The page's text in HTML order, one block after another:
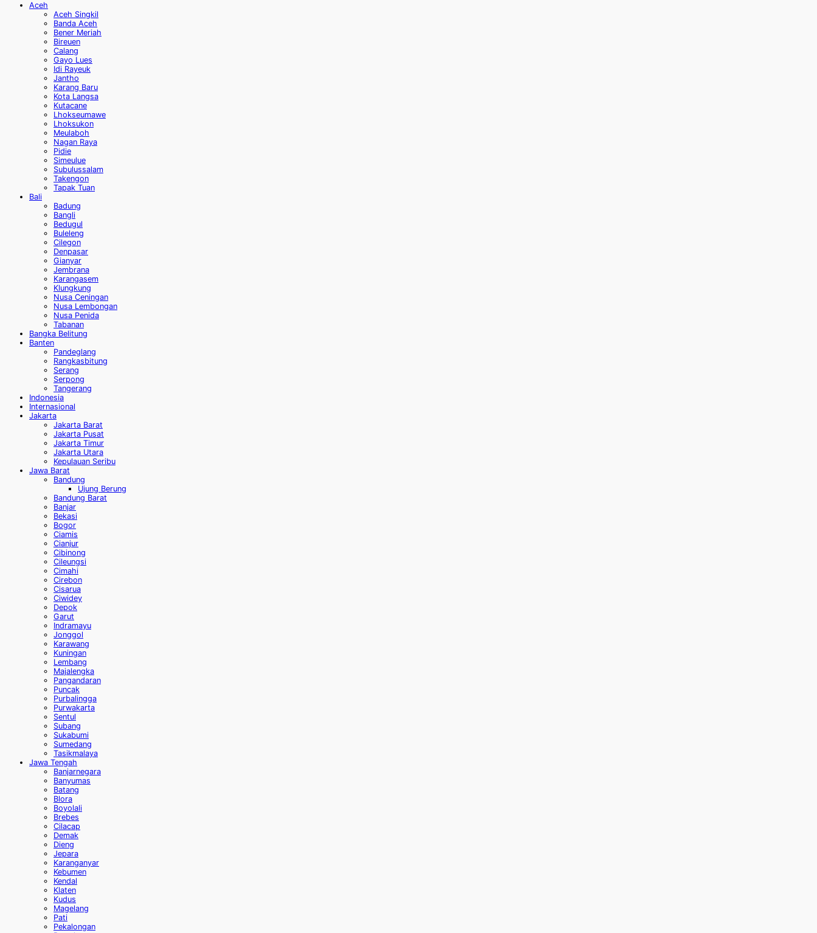
Aceh
Aceh Singkil
Banda Aceh
Bener Meriah
Bireuen
Calang
Gayo Lues
Idi Rayeuk
Jantho
Karang Baru
Kota Langsa
Kutacane
Lhokseumawe
Lhoksukon
Meulaboh
Nagan Raya
Pidie
Simeulue
Subulussalam
Takengon
Tapak Tuan
Bali
Badung
Bangli
Bedugul
Buleleng
Cilegon
Denpasar
Gianyar
Jembrana
Karangasem
Klungkung
Nusa Ceningan
Nusa Lembongan
Nusa Penida
Tabanan
Bangka Belitung
Banten
Pandeglang
Rangkasbitung
Serang
Serpong
Tangerang
Indonesia
Internasional
Jakarta
Jakarta Barat
Jakarta Pusat
Jakarta Timur
Jakarta Utara
Kepulauan Seribu
Jawa Barat
Bandung
Ujung Berung
Bandung Barat
Banjar
Bekasi
Bogor
Ciamis
Cianjur
Cibinong
Cileungsi
Cimahi
Cirebon
Cisarua
Ciwidey
Depok
Garut
Indramayu
Jonggol
Karawang
Kuningan
Lembang
Majalengka
Pangandaran
Puncak
Purbalingga
Purwakarta
Sentul
Subang
Sukabumi
Sumedang
Tasikmalaya
Jawa Tengah
Banjarnegara
Banyumas
Batang
Blora
Boyolali
Brebes
Cilacap
Demak
Dieng
Jepara
Karanganyar
Kebumen
Kendal
Klaten
Kudus
Magelang
Pati
Pekalongan